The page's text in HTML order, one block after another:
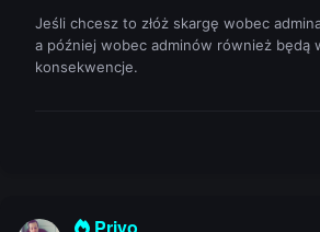
Jeśli chcesz to złóż skargę wobec
a później wobec adminów również będą
konsekwencje.
Privo